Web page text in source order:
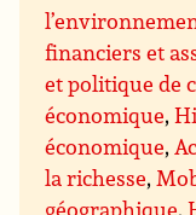
financiers et
et politique de
économique,
économique,
la richesse,
géographique,